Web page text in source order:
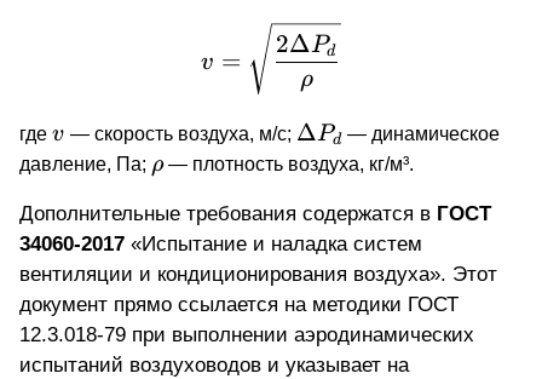
v = \sqrt{ \frac{2
v =
ρ
2ΔPd
где v
v — скорость воздуха, м/с; \Delta
P_d
ΔPd — динамическое
давление, Па; \rho
ρ— плотность воздуха, кг/м³.
Дополнительные требования содержатся в ГОСТ
34060-2017 «Испытание и наладка систем
вентиляции и кондиционирования воздуха». Этот
документ прямо ссылается на методики ГОСТ
12.3.018-79 при выполнении аэродинамических
испытаний воздуховодов и указывает на